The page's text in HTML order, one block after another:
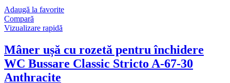
Adaugă la favorite
Compară
Vizualizare rapidă
Mâner ușă cu rozetă pentru închidere
WC Bussare Classic Stricto A-67-30
Anthracite